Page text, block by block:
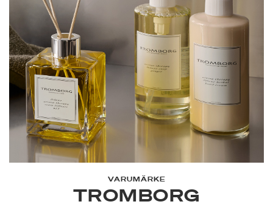
VARUMÄRKE
TROMBORG